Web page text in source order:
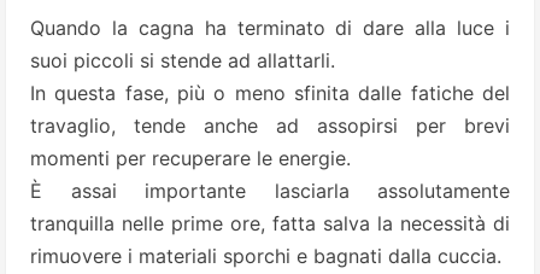
Quando la cagna ha terminato di dare alla luce i
suoi piccoli si stende ad allattarli.
In questa fase, più o meno sfinita dalle fatiche del
travaglio, tende anche ad assopirsi per brevi
momenti per recuperare le energie.
È assai importante lasciarla assolutamente
tranquilla nelle prime ore, fatta salva la necessità di
rimuovere i materiali sporchi e bagnati dalla cuccia.